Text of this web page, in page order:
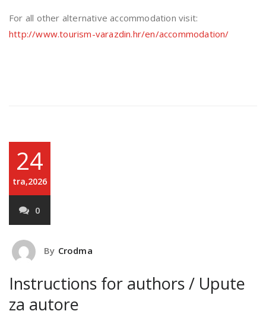
For all other alternative accommodation visit:
http://www.tourism-varazdin.hr/en/accommodation/
24
tra,2026
0
By Crodma
Instructions for authors / Upute
za autore